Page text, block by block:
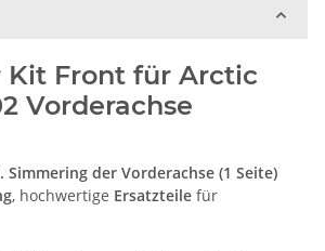
Kit Front für Arctic
Vorderachse
Simmering der Vorderachse (1 Seite)
, hochwertige Ersatzteile für